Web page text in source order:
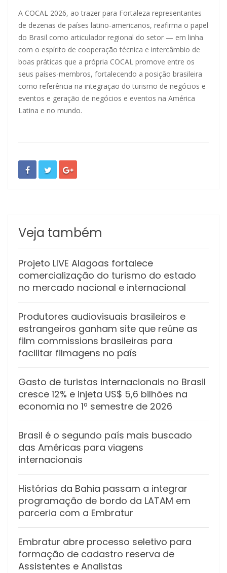
A COCAL 2026, ao trazer para Fortaleza representantes
de dezenas de países latino-americanos, reafirma o papel
do Brasil como articulador regional do setor — em linha
com o espírito de cooperação técnica e intercâmbio de
boas práticas que a própria COCAL promove entre os
seus países-membros, fortalecendo a posição brasileira
como referência na integração do turismo de negócios e
eventos e geração de negócios e eventos na América
Latina e no mundo.
Veja também
Projeto LIVE Alagoas fortalece
comercialização do turismo do estado
no mercado nacional e internacional
Produtores audiovisuais brasileiros e
estrangeiros ganham site que reúne as
film commissions brasileiras para
facilitar filmagens no país
Gasto de turistas internacionais no Brasil
cresce 12% e injeta US$ 5,6 bilhões na
economia no 1º semestre de 2026
Brasil é o segundo país mais buscado
das Américas para viagens
internacionais
Histórias da Bahia passam a integrar
programação de bordo da LATAM em
parceria com a Embratur
Embratur abre processo seletivo para
formação de cadastro reserva de
Assistentes e Analistas